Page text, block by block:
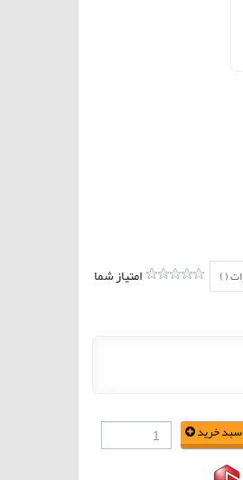
امتیاز شما (
)
خرید